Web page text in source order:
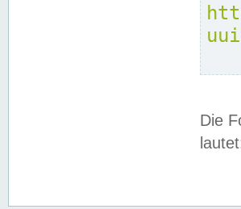
Die